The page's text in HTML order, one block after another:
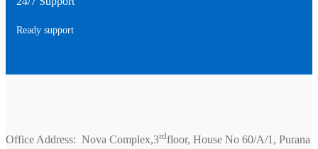
Ready support
Office Address: Nova Complex,3rdfloor, House No 60/A/1, Purana